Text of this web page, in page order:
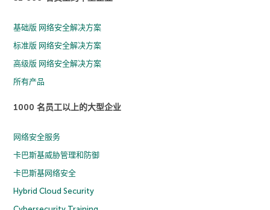
基础版 网络安全解决方案
标准版 网络安全解决方案
高级版 网络安全解决方案
所有产品
1000 名员工以上的大型企业
网络安全服务
卡巴斯基威胁管理和防御
卡巴斯基网络安全
Hybrid Cloud Security